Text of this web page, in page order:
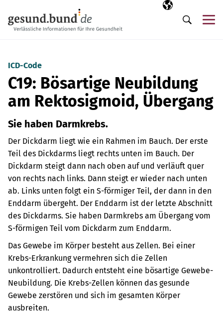
Ausgewählte
DE
Suche
ICD-Code
C19: Bösartige Neubildung
am Rektosigmoid, Übergang
Sie haben Darmkrebs.
Der Dickdarm liegt wie ein Rahmen im Bauch. Der erste
Teil des Dickdarms liegt rechts unten im Bauch. Der
Dickdarm steigt dann nach oben auf und verläuft quer
von rechts nach links. Dann steigt er wieder nach unten
ab. Links unten folgt ein S-förmiger Teil, der dann in den
Enddarm übergeht. Der Enddarm ist der letzte Abschnitt
des Dickdarms. Sie haben Darmkrebs am Übergang vom
S-förmigen Teil vom Dickdarm zum Enddarm.
Das Gewebe im Körper besteht aus Zellen. Bei einer
Krebs-Erkrankung vermehren sich die Zellen
unkontrolliert. Dadurch entsteht eine bösartige Gewebe-
Neubildung. Die Krebs-Zellen können das gesunde
Gewebe zerstören und sich im gesamten Körper
ausbreiten.